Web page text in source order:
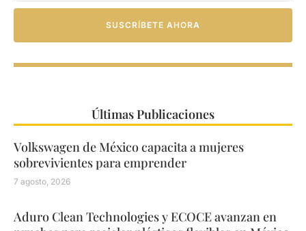
SUSCRÍBETE AHORA
Últimas Publicaciones
Volkswagen de México capacita a mujeres
sobrevivientes para emprender
7 agosto, 2026
Aduro Clean Technologies y ECOCE avanzan en